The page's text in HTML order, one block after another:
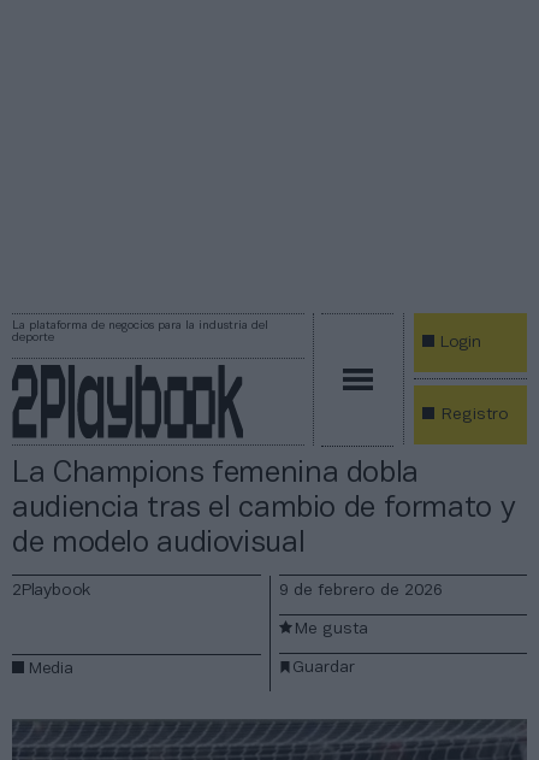
La plataforma de negocios para la industria del
deporte
Login
Registro
La Champions femenina dobla
audiencia tras el cambio de formato y
de modelo audiovisual
2Playbook
Media
9 de febrero de 2026
Guardar
Me gusta